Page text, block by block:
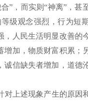
”，而实则“神离”，甚
级观念强烈，行为短
人民生活明显改善的
加，物质财富积累；
信缺失者增加，道德
上述现象产生的原因